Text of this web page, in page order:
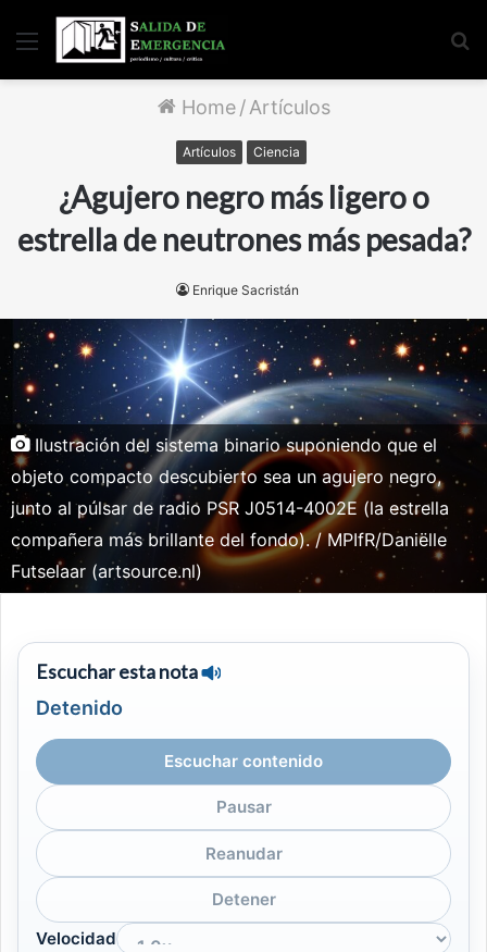
Menu
Home /Artículos
Artículos Ciencia
¿Agujero negro más ligero o
estrella de neutrones más pesada?
Enrique Sacristán
Ilustración del sistema binario suponiendo que el
objeto compacto descubierto sea un agujero negro,
junto al púlsar de radio PSR J0514-4002E (la estrella
compañera más brillante del fondo). / MPIfR/Daniëlle
Futselaar (artsource.nl)
Escuchar esta nota
Detenido
Escuchar contenido
Pausar
Reanudar
Detener
Velocidad